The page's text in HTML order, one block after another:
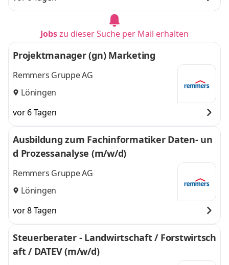
Jobszu dieser Suche per Mail erhalten
Projektmanager (gn) Marketing
Remmers Gruppe AG
Löningen
vor 6 Tagen
Ausbildung zum Fachinformatiker Daten- un
d Prozessanalyse (m/w/d)
Remmers Gruppe AG
Löningen
vor 8 Tagen
Steuerberater - Landwirtschaft / Forstwirtsch
aft / DATEV (m/w/d)